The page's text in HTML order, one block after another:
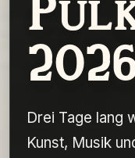
Drei Tage lang
Kunst, Musik